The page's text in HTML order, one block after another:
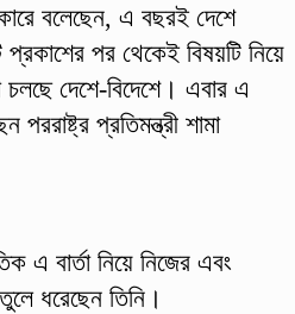
বলেছেন, এ বছরই দেশে
প্রকাশের পর থেকেই বিষয়টি নিয়ে
দেশে-বিদেশে। এবার এ
পররাষ্ট্র প্রতিমন্ত্রী শামা
এ বার্তা নিয়ে নিজের এবং
ধরেছেন তিনি।